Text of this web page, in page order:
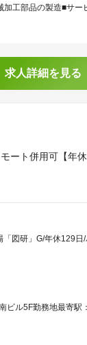
工部品の製造■サー
求人詳細を見る
ート併用可【年休
図研」G/年休129日
ビル5F勤務地最寄駅